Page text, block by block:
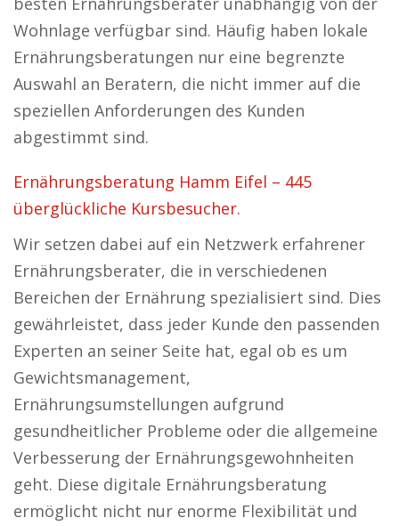
Wohnlage verfügbar sind. Häufig haben lokale
Ernährungsberatungen nur eine begrenzte
Auswahl an Beratern, die nicht immer auf die
speziellen Anforderungen des Kunden
abgestimmt sind.
Ernährungsberatung Hamm Eifel – 445
überglückliche Kursbesucher.
Wir setzen dabei auf ein Netzwerk erfahrener
Ernährungsberater, die in verschiedenen
Bereichen der Ernährung spezialisiert sind. Dies
gewährleistet, dass jeder Kunde den passenden
Experten an seiner Seite hat, egal ob es um
Gewichtsmanagement,
Ernährungsumstellungen aufgrund
gesundheitlicher Probleme oder die allgemeine
Verbesserung der Ernährungsgewohnheiten
geht. Diese digitale Ernährungsberatung
ermöglicht nicht nur enorme Flexibilität und